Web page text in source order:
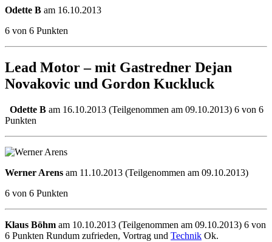
Odette B am 16.10.2013
6 von 6 Punkten
Lead Motor – mit Gastredner Dejan
Novakovic und Gordon Kuckluck
Odette B am 16.10.2013 (Teilgenommen am 09.10.2013) 6 von 6
Punkten
Werner Arens am 11.10.2013 (Teilgenommen am 09.10.2013)
6 von 6 Punkten
Klaus Böhm am 10.10.2013 (Teilgenommen am 09.10.2013) 6 von
6 Punkten Rundum zufrieden, Vortrag und Technik Ok.